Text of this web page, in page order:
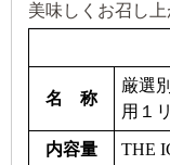
美味しくお召し上
名 称
厳選
用１
内容量 THE